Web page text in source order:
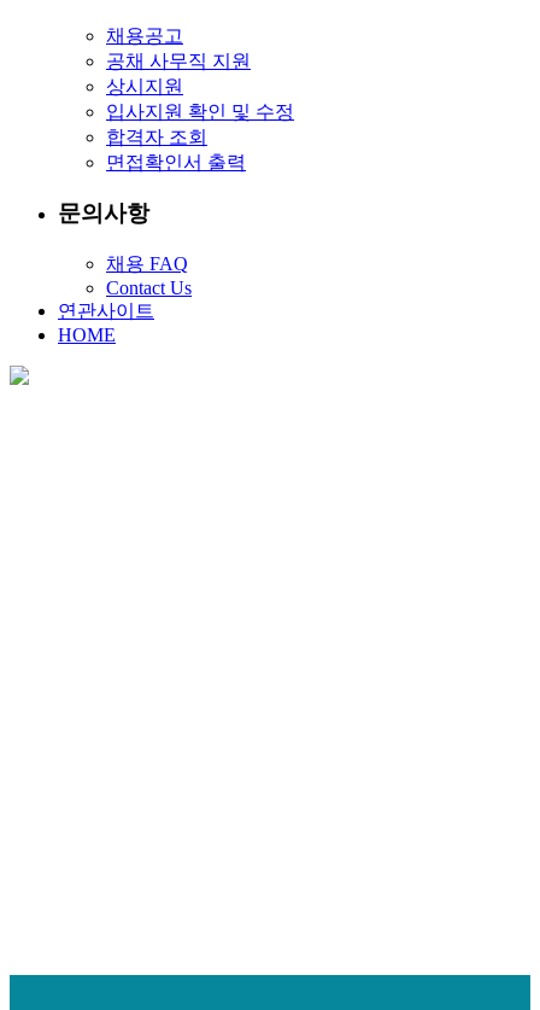
채용공고
공채 사무직 지원
상시지원
입사지원 확인 및 수정
합격자 조회
면접확인서 출력
문의사항
채용 FAQ
Contact Us
연관사이트
HOME